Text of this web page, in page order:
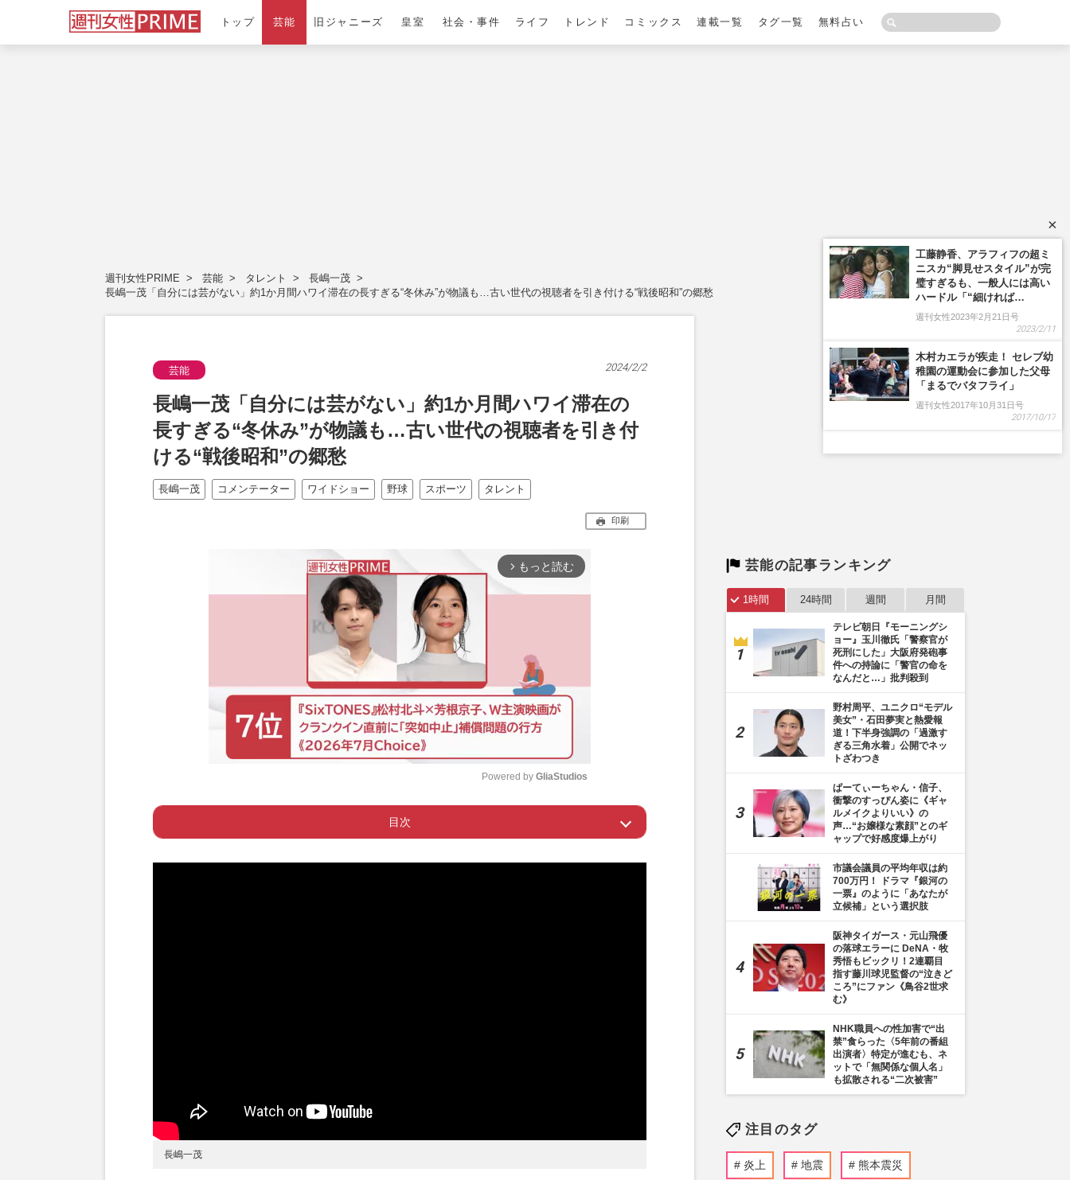
トップ 芸能 旧ジャニーズ 皇室 社会・事件 ライフ トレンド コミックス 連載一覧 タグ一覧 無料占い
週刊女性PRIME 芸能 タレント
長嶋一茂
長嶋一茂「自分には芸がない」約1か月間ハワイ滞在の長すぎる“冬休み”が物議も…古い世代の視聴者を引き付ける“戦後昭和”の郷愁
芸能 2024/2/2
長嶋一茂「自分には芸がない」約1か月間ハワイ滞在の
長すぎる“冬休み”が物議も…古い世代の視聴者を引き付
ける“戦後昭和”の郷愁
長嶋一茂 コメンテーター ワイドショー 野球 スポーツ タレント
印刷
arrow_forward_ios もっと読む
t
Powered by GliaStudios
目次
Page 1 ー 「ハワイが治してくれる」
長嶋一茂
芸能の記事ランキング
1時間 24時間 週間 月間
テレビ朝日『モーニングシ
ョー』玉川徹氏「警察官が
死刑にした」大阪府発砲事
件への持論に「警官の命を
なんだと…」批判殺到
野村周平、ユニクロ“モデル
美女”・石田夢実と熱愛報
道！下半身強調の「過激す
ぎる三角水着」公開でネッ
トざわつき
ぱーてぃーちゃん・信子、
衝撃のすっぴん姿に《ギャ
ルメイクよりいい》の
声…“お嬢様な素顔”とのギ
ャップで好感度爆上がり
市議会議員の平均年収は約
700万円！ ドラマ『銀河の
一票』のように「あなたが
立候補」という選択肢
阪神タイガース・元山飛優
の落球エラーに DeNA・牧
秀悟もビックリ！2連覇目
指す藤川球児監督の“泣きど
ころ”にファン《鳥谷2世求
む》
NHK職員への性加害で“出
禁”食らった〈5年前の番組
出演者〉特定が進むも、ネ
ットで「無関係な個人名」
も拡散される“二次被害”
注目のタグ
炎上 地震 熊本震災
×